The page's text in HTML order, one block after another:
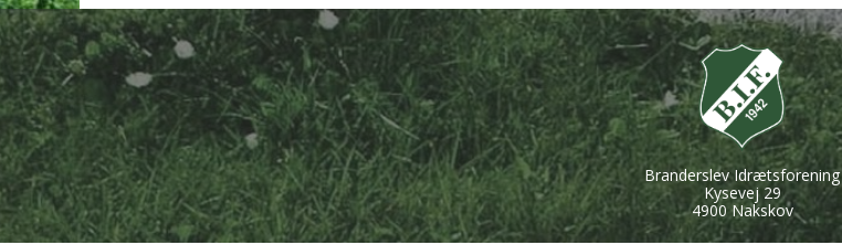
Branderslev Idrætsforening
Kysevej 29
4900 Nakskov